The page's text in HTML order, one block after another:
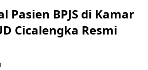
Pasien BPJS di Kamar
Cicalengka Resmi